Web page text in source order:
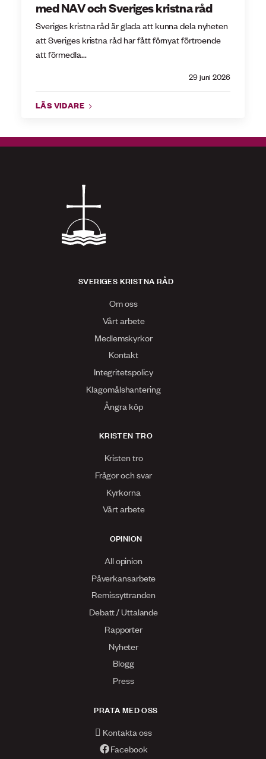
med NAV och Sveriges kristna råd
29 juni 2026
Sveriges kristna råd är glada att kunna dela nyheten
att Sveriges kristna råd har fått förnyat förtroende
att förmedla...
LÄS VIDARE
SVERIGES KRISTNA RÅD
Om oss
Vårt arbete
Medlemskyrkor
Kontakt
Integritetspolicy
Klagomålshantering
Ångra köp
KRISTEN TRO
Kristen tro
Frågor och svar
Kyrkorna
Vårt arbete
OPINION
All opinion
Påverkansarbete
Remissyttranden
Debatt / Uttalande
Rapporter
Nyheter
Blogg
Press
PRATA MED OSS
Kontakta oss
Facebook